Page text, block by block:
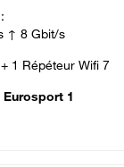
↑ 8 Gbit/s
1 Répéteur Wifi 7
Eurosport 1